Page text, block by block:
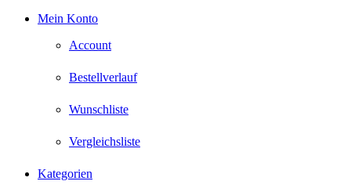
Mein Konto
Account
Bestellverlauf
Wunschliste
Vergleichsliste
Kategorien